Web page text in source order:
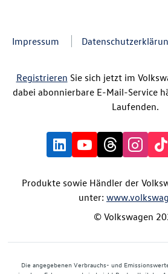
Impressum
Registrieren Sie sich jetzt im
dabei abonnierbare E-Mail-Service
Laufenden.
Produkte sowie Händler der
unter:
© Volkswagen
Die angegebenen Verbrauchs- und